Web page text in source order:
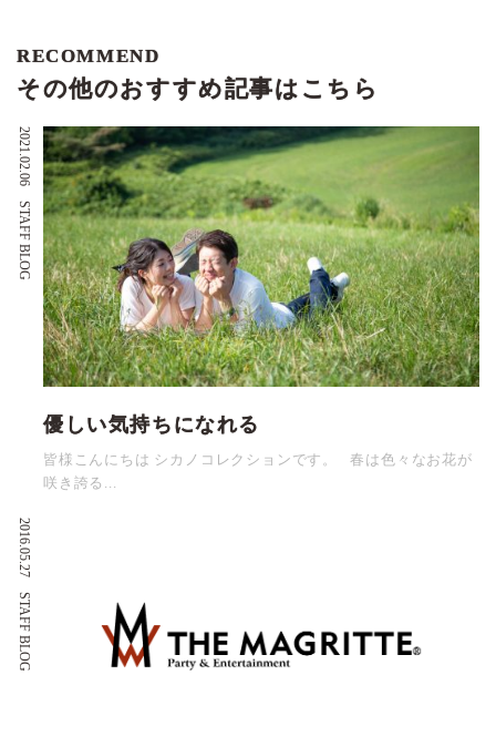
RECOMMEND
その他のおすすめ記事はこちら
2021.02.06
STAFF BLOG
優しい気持ちになれる
皆様こんにちは シカノコレクションです。 春は色々なお花が
咲き誇る...
2016.05.27
STAFF BLOG